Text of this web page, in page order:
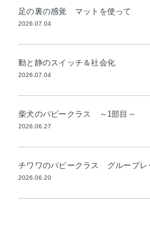
足の裏の感覚 マットを使って
2026.07.04
動と静のスイッチ＆社会化
2026.07.04
柴犬のパピークラス ～1部目～
2026.06.27
チワワのパピークラス グループレ
2026.06.20